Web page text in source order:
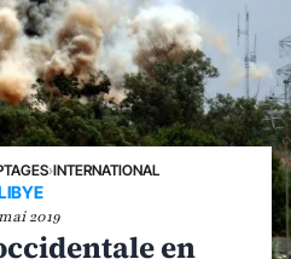
›INTERNATIONAL
2019
en